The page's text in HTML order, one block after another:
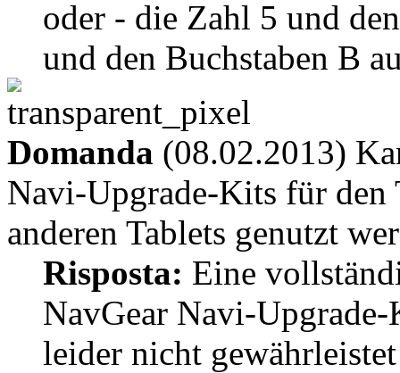
oder - die Zahl 5 und
und den Buchstaben B
Domanda (08.02.2013)
Navi-Upgrade-Kits für den
anderen Tablets genutzt
Risposta: Eine
NavGear Navi-
leider nicht